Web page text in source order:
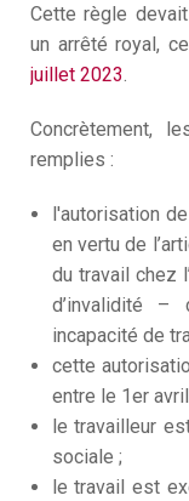
Cette règle
un arrêté royal,
juillet 2023.
Concrètement,
remplies :
l'autorisation
en vertu de
du travail chez
d’invalidité
incapacité de
cette
entre le 1eravril
le travailleur
sociale ;
le travail est